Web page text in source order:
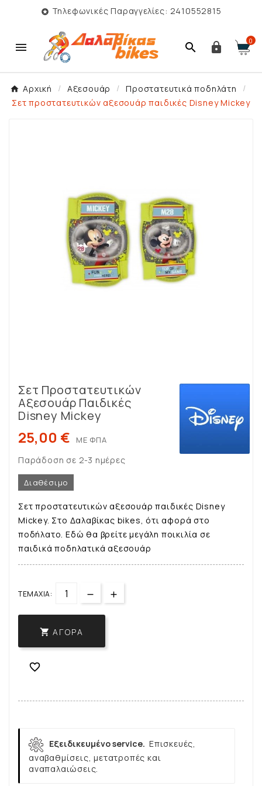
 Τηλεφωνικές Παραγγελίες: 2410552815
   0
Αρχική Αξεσουάρ
Προστατευτικά ποδηλάτη
Σετ προστατευτικών αξεσουάρ παιδικές Disney Mickey
Σετ Προστατευτικών
Αξεσουάρ Παιδικές
Disney Mickey
25,00 € ΜΕ ΦΠΑ
Παράδοση σε 2-3 ημέρες
Διαθέσιμο
Σετ προστατευτικών αξεσουάρ παιδικές Disney
Mickey. Στο Δαλαβίκας bikes, ότι αφορά στο
ποδήλατο. Εδώ θα βρείτε μεγάλη ποικιλία σε
παιδικά ποδηλατικά αξεσουάρ
ΤΕΜΆΧΙΑ:
 ΑΓΟΡΆ

Εξειδικευμένο service. Επισκευές,
αναβαθμίσεις, μετατροπές και
αναπαλαιώσεις.